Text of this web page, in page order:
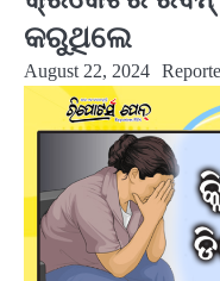
କରୁଥିଲେ
August 22, 2024